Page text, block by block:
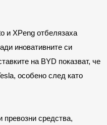
и XPeng отбелязаха
иновативните си
на BYD показват, че
особено след като
превозни средства,